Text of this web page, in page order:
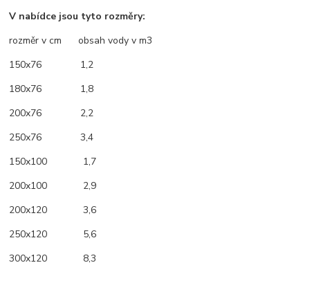
V nabídce jsou tyto rozměry:
rozměr v cm obsah vody v m3
150x76 1,2
180x76 1,8
200x76 2,2
250x76 3,4
150x100 1,7
200x100 2,9
200x120 3,6
250x120 5,6
300x120 8,3